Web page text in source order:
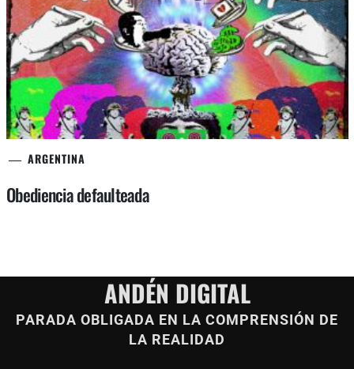
ARGENTINA
Obediencia defaulteada
ANDÉN DIGITAL
PARADA OBLIGADA EN LA COMPRENSIÓN DE
LA REALIDAD